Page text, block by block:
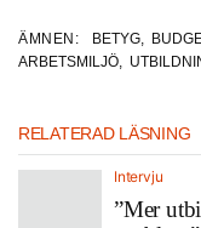
ÄMNEN: BETYG,
ARBETSMILJÖ,
RELATERAD LÄSNING
Intervju
”Mer